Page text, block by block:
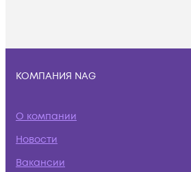
КОМПАНИЯ NAG
О компании
Новости
Вакансии